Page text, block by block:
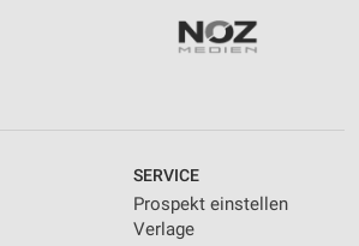
SERVICE
Prospekt einstellen
Verlage